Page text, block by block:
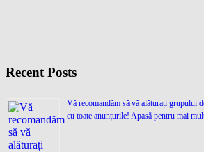
Recent Posts
Vă recomandăm să vă alăturați grupului
cu toate anunțurile! Apasă pentru mai